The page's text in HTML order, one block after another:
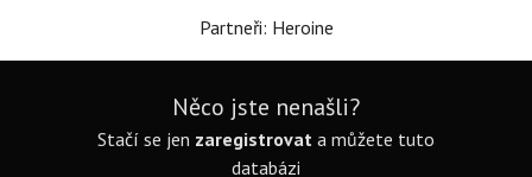
Partneři: Heroine
Něco jste nenašli?
Stačí se jen zaregistrovat a můžete tuto
databázi